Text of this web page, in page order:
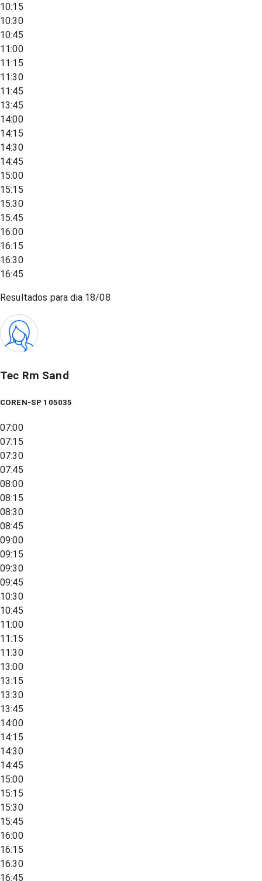
10:15
10:30
10:45
11:00
11:15
11:30
11:45
13:45
14:00
14:15
14:30
14:45
15:00
15:15
15:30
15:45
16:00
16:15
16:30
16:45
Resultados para dia 18/08
Tec Rm Sand
COREN-SP 105035
07:00
07:15
07:30
07:45
08:00
08:15
08:30
08:45
09:00
09:15
09:30
09:45
10:30
10:45
11:00
11:15
11:30
13:00
13:15
13:30
13:45
14:00
14:15
14:30
14:45
15:00
15:15
15:30
15:45
16:00
16:15
16:30
16:45